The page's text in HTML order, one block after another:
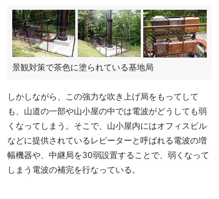
景観対策で茶色に塗られている基地局
しかしながら、この強力な吹き上げ局をもってして
も、山道の一部や山小屋の中では電波がどうしても弱
くなってしまう。そこで、山小屋内にはオフィスビル
などに提供されているレピーターと呼ばれる電波の増
幅機器や、中継局を30弱設置することで、弱くなって
しまう電波の補完を行なっている。